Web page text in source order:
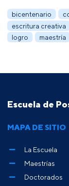
bicentenario
escritura creativa
logro
maestría
Escuela de
MAPA DE SITIO
La Escuela
Maestrías
Doctorados